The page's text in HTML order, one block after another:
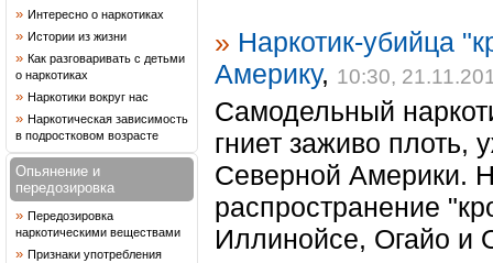
» Интересно о наркотиках
» Истории из жизни
» Как разговаривать с детьми
о наркотиках
» Наркотики вокруг нас
» Наркотическая зависимость
в подростковом возрасте
Опьянение и
передозировка
» Передозировка
наркотическими веществами
» Признаки употребления
» Наркотик-убийца
Америку, 10:30,
Самодельный
гниет заживо плоть,
Северной Америки.
распространение
Иллинойсе, Огайо и